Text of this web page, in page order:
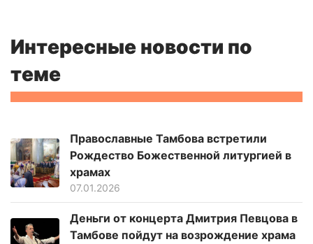
Интересные новости по
теме
Православные Тамбова встретили
Рождество Божественной литургией в
храмах
07.01.2026
Деньги от концерта Дмитрия Певцова в
Тамбове пойдут на возрождение храма